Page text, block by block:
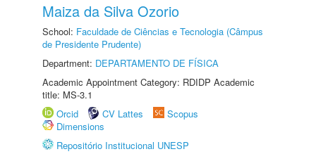
Maiza da Silva Ozorio
School: Faculdade de Ciências e Tecnologia (Câmpus
de Presidente Prudente)
Department: DEPARTAMENTO DE FÍSICA
Academic Appointment Category: RDIDP Academic
title: MS-3.1
Orcid
CV Lattes
Scopus
Dimensions
Repositório Institucional UNESP